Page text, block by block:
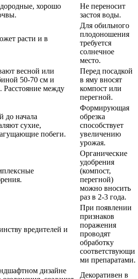
хорошо
Не переносит
застоя воды.
расти и в
Для обильного
плодоношения
требуется
солнечное
место.
весной или
50-70 см и
между
Перед посадкой
в яму вносят
компост или
перегной.
до начала
сухие,
побеги.
Формирующая
обрезка
способствует
увеличению
урожая.
Органические
удобрения
(компост,
перегной)
можно вносить
раз в 2-3 года.
вредителей и
При появлении
признаков
поражения
проводят
обработку
соответствующи
ми препаратами.
дизайне
Декоративен в